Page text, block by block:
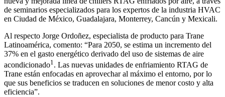
de seminarios especializados para los expertos de la industria HVAC
en Ciudad de México, Guadalajara, Monterrey, Cancún y Mexicali.
Al respecto Jorge Ordoñez, especialista de producto para Trane
Latinoamérica, comento: “Para 2050, se estima un incremento del
37% en el gasto energético derivado del uso de sistemas de aire
acondicionado1 . Las nuevas unidades de enfriamiento RTAG de
Trane están enfocadas en aprovechar al máximo el entorno, por lo
que sus beneficios se traducen en soluciones de menor costo y alta
eficiencia”.